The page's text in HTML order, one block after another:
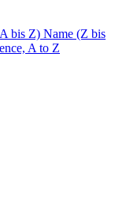
bis Z) Name (Z bis
A to Z